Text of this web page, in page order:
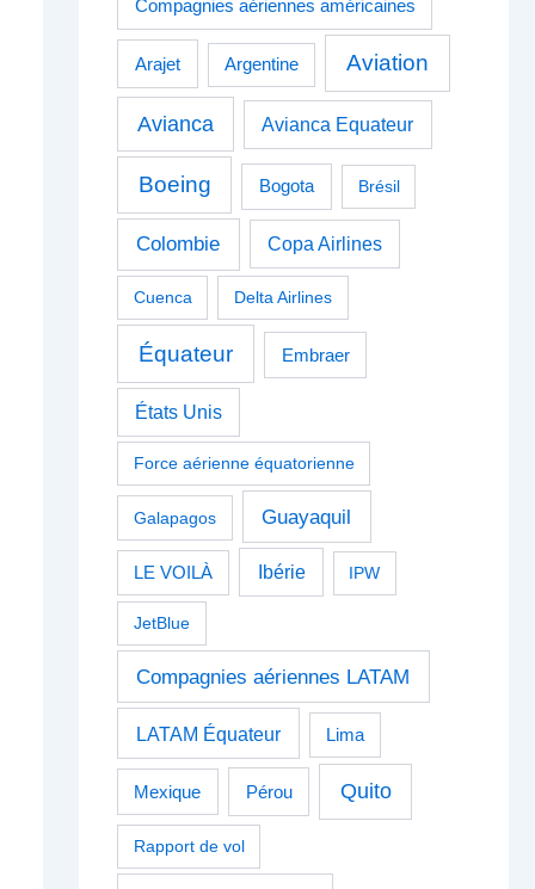
Compagnies aériennes américaines
Arajet Argentine Aviation
Avianca Avianca Equateur
Boeing Bogota Brésil
Colombie Copa Airlines
Cuenca Delta Airlines
Équateur Embraer
États Unis
Force aérienne équatorienne
Galapagos Guayaquil
LE VOILÀ Ibérie IPW
JetBlue
Compagnies aériennes LATAM
LATAM Équateur Lima
Mexique Pérou Quito
Rapport de vol